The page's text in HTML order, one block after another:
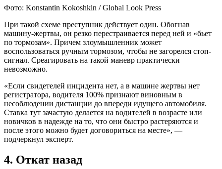
Фото: Konstantin Kokoshkin / Global Look Press
При такой схеме преступник действует один. Обогнав
машину-жертвы, он резко перестраивается перед ней и «бьет
по тормозам». Причем злоумышленник может
воспользоваться ручным тормозом, чтобы не загорелся стоп-
сигнал. Среагировать на такой маневр практически
невозможно.
«Если свидетелей инцидента нет, а в машине жертвы нет
регистратора, водителя 100% признают виновным в
несоблюдении дистанции до впереди идущего автомобиля.
Ставка тут зачастую делается на водителей в возрасте или
новичков в надежде на то, что они быстро растеряются и
после этого можно будет договориться на месте», —
подчеркнул эксперт.
4. Откат назад